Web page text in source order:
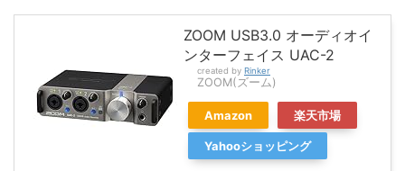
ZOOM USB3.0 オーディオイ
ンターフェイス UAC-2
created by Rinker
ZOOM(ズーム)
Amazon 楽天市場
Yahooショッピング